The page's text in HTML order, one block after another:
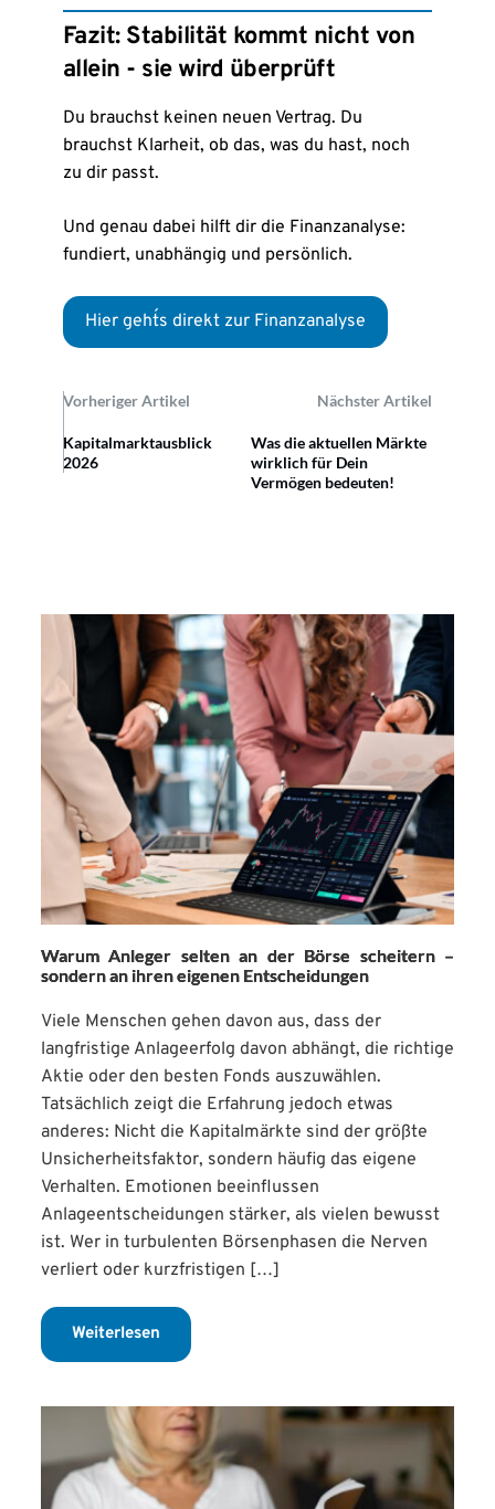
Fazit: Stabilität kommt nicht von
allein - sie wird überprüft
Du brauchst keinen neuen Vertrag. Du
brauchst Klarheit, ob das, was du hast, noch
zu dir passt.
Und genau dabei hilft dir die Finanzanalyse:
fundiert, unabhängig und persönlich.
Hier geht´s direkt zur Finanzanalyse
Vorheriger Artikel Nächster Artikel
Kapitalmarktausblick
2026
Was die aktuellen Märkte
wirklich für Dein
Vermögen bedeuten!
Warum Anleger selten an der Börse scheitern –
sondern an ihren eigenen Entscheidungen
Viele Menschen gehen davon aus, dass der
langfristige Anlageerfolg davon abhängt, die richtige
Aktie oder den besten Fonds auszuwählen.
Tatsächlich zeigt die Erfahrung jedoch etwas
anderes: Nicht die Kapitalmärkte sind der größte
Unsicherheitsfaktor, sondern häufig das eigene
Verhalten. Emotionen beeinflussen
Anlageentscheidungen stärker, als vielen bewusst
ist. Wer in turbulenten Börsenphasen die Nerven
verliert oder kurzfristigen […]
Weiterlesen